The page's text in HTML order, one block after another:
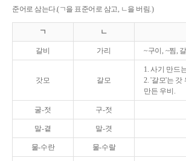
준어로 삼는다.(ㄱ을 표준어로 삼고, ㄴ을 버림.)
ㄱ ㄴ
갈비 가리 ~구이, ~찜,
갓모 갈모
1. 사기 만드
2. '갈모'는 갓
만든 우비.
굴-젓 구-젓
말-곁 말-겻
물-수란 물-수랄